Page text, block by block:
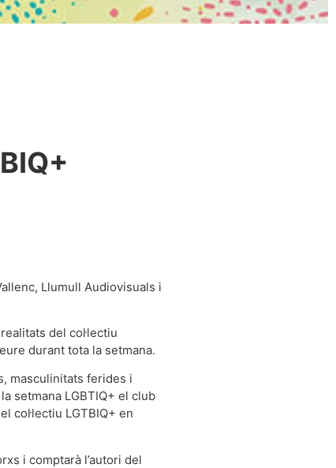
Llumull Audiovisuals i
del col·lectiu
durant tota la setmana.
masculinitats ferides i
setmana LGBTIQ+ el club
col·lectiu LGTBIQ+ en
i comptarà l’autori del